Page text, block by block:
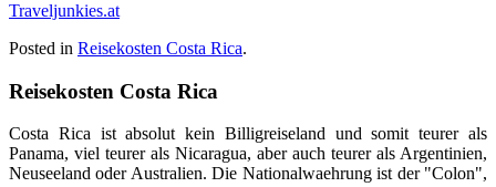
Traveljunkies.at
Posted in Reisekosten Costa Rica.
Reisekosten Costa Rica
Costa Rica ist absolut kein Billigreiseland und somit teurer als
Panama, viel teurer als Nicaragua, aber auch teurer als Argentinien,
Neuseeland oder Australien. Die Nationalwaehrung ist der "Colon",